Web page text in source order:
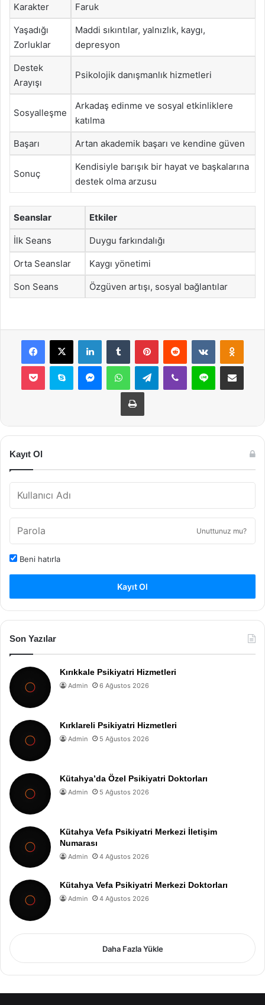
Karakter Faruk
Yaşadığı
Zorluklar
Maddi sıkıntılar, yalnızlık, kaygı,
depresyon
Destek
Arayışı
Psikolojik danışmanlık hizmetleri
Sosyalleşme
Arkadaş edinme ve sosyal etkinliklere
katılma
Başarı Artan akademik başarı ve kendine güven
Sonuç
Kendisiyle barışık bir hayat ve başkalarına
destek olma arzusu
Seanslar Etkiler
İlk Seans Duygu farkındalığı
Orta Seanslar Kaygı yönetimi
Son Seans Özgüven artışı, sosyal bağlantılar
Facebook
X LinkedInTumblr PinterestReddit VKontakte
Pocket Skype MessengerWhatsAppTelegramViber Line E-Posta ile
Yazdır
Kayıt Ol
Unuttunuz mu?
Beni hatırla
Kayıt Ol
Son Yazılar
Kırıkkale Psikiyatri Hizmetleri
Admin 6 Ağustos 2026
Kırklareli Psikiyatri Hizmetleri
Admin 5 Ağustos 2026
Kütahya’da Özel Psikiyatri Doktorları
Admin 5 Ağustos 2026
Kütahya Vefa Psikiyatri Merkezi İletişim
Numarası
Admin 4 Ağustos 2026
Kütahya Vefa Psikiyatri Merkezi Doktorları
Admin 4 Ağustos 2026
Daha Fazla Yükle